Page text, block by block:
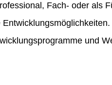
Fach- oder als
und